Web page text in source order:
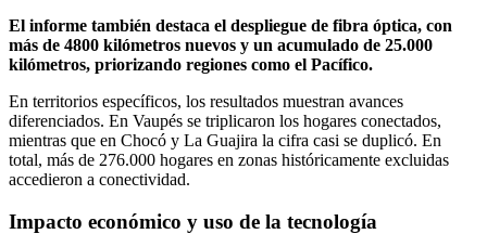
El informe también destaca el despliegue de fibra óptica, con
más de 4800 kilómetros nuevos y un acumulado de 25.000
kilómetros, priorizando regiones como el Pacífico.
En territorios específicos, los resultados muestran avances
diferenciados. En Vaupés se triplicaron los hogares conectados,
mientras que en Chocó y La Guajira la cifra casi se duplicó. En
total, más de 276.000 hogares en zonas históricamente excluidas
accedieron a conectividad.
Impacto económico y uso de la tecnología